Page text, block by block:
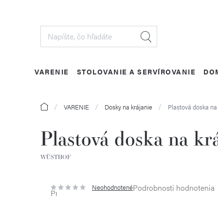
VARENIE STOLOVANIE A SERVÍROVANIE
DomovVARENIE Dosky na krájanie Plastová doska
Plastová doska na
WÜSTHOF
Priemerné
hodnotenie
NeohodnotenéPodrobnosti hodnotenia